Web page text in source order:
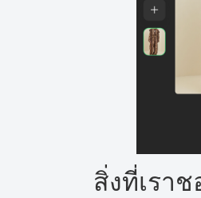
สิ่งที่เรา